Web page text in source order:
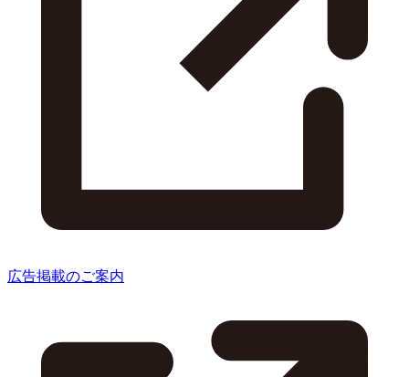
広告掲載のご案内